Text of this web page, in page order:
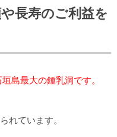
長寿のご利益を
島最大の鍾乳洞です。
れています。